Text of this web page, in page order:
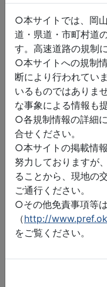
○本サイトでは、岡
道・県道・市町村道
す。高速道路の規制
○本サイトへの規制
断により行われてい
いるものではありま
な事象による情報も
○各規制情報の詳細
合せください。
○本サイトの掲載情
努力しておりますが
ることから、現地の
ご通行ください。
○その他免責事項等
（http://
をご覧ください。
県道
市町村道